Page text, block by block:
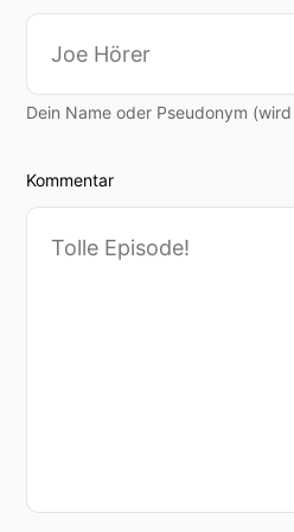
00:01:16: Jedenfalls
verschiedenen Seiten
00:01:25: Liebesentzug.
00:01:26: Und wenn
00:01:42: ich hab's nicht
Dein Name oder Pseudonym
Kommentar